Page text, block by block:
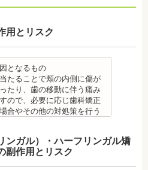
用とリスク
となるもの
たることで頬の内側に傷が
たり、歯の移動に伴う痛み
ので、必要に応じ歯科矯正
合やその他の対処策を行う
が多いです。
づらいことがあります。
後や、ワイヤーを交換した
ンガル）・ハーフリンガル矯
副作用とリスク